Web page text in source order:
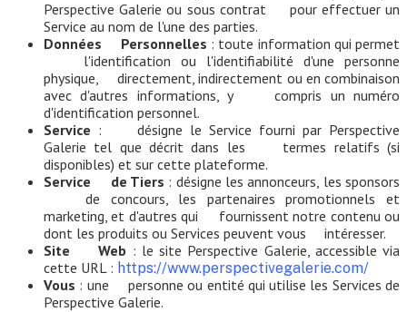
Perspective Galerie ou sous contrat pour effectuer un
Service au nom de l'une des parties.
Données Personnelles : toute information qui permet
l'identification ou l'identifiabilité d'une personne
physique, directement, indirectement ou en combinaison
avec d'autres informations, y compris un numéro
d'identification personnel.
Service : désigne le Service fourni par Perspective
Galerie tel que décrit dans les termes relatifs (si
disponibles) et sur cette plateforme.
Service de Tiers : désigne les annonceurs, les sponsors
de concours, les partenaires promotionnels et
marketing, et d'autres qui fournissent notre contenu ou
dont les produits ou Services peuvent vous intéresser.
Site Web : le site Perspective Galerie, accessible via
cette URL : https://www.perspectivegalerie.com/
Vous : une personne ou entité qui utilise les Services de
Perspective Galerie.